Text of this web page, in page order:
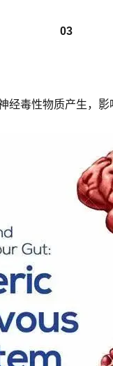
03
经毒性物质产生，影